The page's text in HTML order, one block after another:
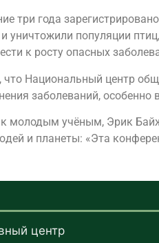
три года
и уничтожили популяции
к росту опасных
что Национальный центр
заболеваний,
молодым учёным, Эрик
и планеты: «Эта
центр